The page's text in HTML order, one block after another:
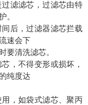
滤滤芯，过滤芯由特
。
后，过滤器滤芯拦载
速会下
要清洗滤芯。
，不得变形或损坏，
纯度达
，如袋式滤芯、聚丙